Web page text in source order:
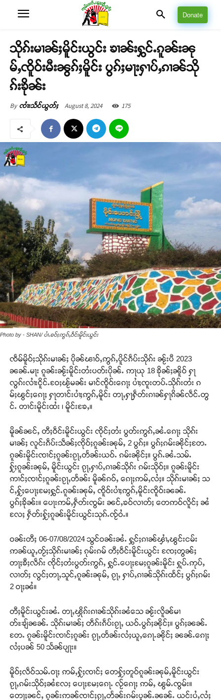
Donate
သိုၵ်းမၢၼ်ႈမိူင်းယွင်း ၶၢၼ်းႁွင်ႉၵူၼ်းၼု
မ်ႇၸိူဝ်းမီးၼွၵ်ႈမိူင်း ပွၵ်ႈမႃးႁၢပ်ႇၵၢၼ်သို
ၵ်းၶိုၼ်း
By ၸၢႆးသႅင်ယွတ်ႈ August 8, 2024 175
Photo by - SHAN/ ပၢႆႉၶဝ်ႈဢွၵ်ႇဝဵင်းမိူင်းယွင်း
ၸဵမ်မိူဝ်ႈသိုၵ်းမၢၼ်ႈ ပိုၼ်ၽၢဝ်ႇဢွၵ်ႇပိူင်ၵဵပ်းသိုၵ်း ၼႂ်းပီ 2023
ၼၼ်ႉမႃး ၵူၼ်းၼႂ်းမိူင်းတႆးပတ်းပိုၼ်ႉ ဢႃယု 18 ၶိုၼ်ႈၼိူဝ် ႁႃ
လွၵ်းလၢႆးငိူင်ႉဝႄႈၽႂ်မၼ်း မၢင်ၸိူဝ်းၵေႃႈ ပၢႆႈၸူးတပ်ႉသိုၵ်းတႆး ၵ
မ်ႈၽွင်ႈၵေႃႈ ႁႃတၢင်းပၢႆႈဢွၵ်ႇမိူင်း တႃႇႁႃႁဵတ်းၵၢၼ်ႁႃၵိၼ်လဵင်ႉတွ
င်ႉ တၢင်းမိူင်းထႆး ၊ မိူင်းၶႄႇ။
မိူၼ်ၼင်ႇ တီႈဝဵင်းမိူင်းယွင်း ၸိုင်ႈတႆး ပွတ်းဢွၵ်ႇၼႆႉၵေႃႈ သိုၵ်း
မၢၼ်ႈ လူင်းၵဵပ်းသဵၼ်ႈၸိုဝ်ႈၵူၼ်းၼုမ်ႇ 2 ပွၵ်ႈ။ ပွၵ်ႈၵမ်းၼိုင်ႈတႄႉ
ၵူၼ်းမိူင်းၸၢင်ႈၵူၼ်းၵႂႃႇတႅၼ်းယဝ်ႉ ၵမ်းၼိုင်ႈ။ ပွၵ်ႉၼႆႉသမ်ႉ
ႁႂ်ႈၵူၼ်းၼုမ်ႇ မိူင်းယွင်း ၵႂႃႇႁၢပ်ႇၵၢၼ်သိုၵ်း ၵမ်းသိုဝ်ႈ။ ၵူၼ်းမိူင်း
ဢၢင်ႈၸၢင်ႈၵူၼ်းၵႂႃႇတႅၼ်း မိူၼ်ၵဝ်ႇ ၵေႃႈဢမ်ႇလႆႈ။ သိုၵ်းမၢၼ်ႈ သ
င်ႇႁႂ်ႈပေႃႈမႄႈႁွင်ႉၵူၼ်းၼုမ်ႇ ၸိူဝ်းပၢႆႈဢွၵ်ႇမိူင်းၸိူဝ်းၼၼ်ႉ
ပွၵ်ႈၶိုၼ်း။ ပေႃးဢမ်ႇႁဵတ်းၸွမ်း ၼင်ႇၶဝ်လၢတ်ႈ တေဢဝ်လိူင်ႈ ၼႆ
လႄႈ ႁဵတ်းႁႂ်ႈၵူၼ်းမိူင်းယွင်းသုၵ်ႉၸႂ်ဝႆႉ။
ဝၼ်းတီႈ 06-07/08/2024 သွင်ဝၼ်းၼႆႉ ႁွင်ႈၵၢၼ်ၾၢႆႇၽွင်းငမ်း
ဢၼ်ယူႇတႂ်ႈသိုၵ်းမၢၼ်ႈ ၵုမ်းၵမ် တီႈဝဵင်းမိူင်းယွင်း ၸႄႈတွၼ်ႈ
တႃႈၶီႈလဵၵ်း ၸိုင်ႈတႆးပွတ်းဢွၵ်ႇ ႁွင်ႉပေႃႈမႄႈၵူၼ်းမိူင်း ႁူပ်ႉဢုပ်ႇ
လၢတ်ႈ လွင်ႈတႃႇသူင်ႇၵူၼ်းၼုမ်ႇ ၵႂႃႇ ႁၢပ်ႇၵၢၼ်သိုၵ်းထႅင်ႈ ပွၵ်ႈၵမ်း
2 ဝႃႈၼႆ။
တီႈမိူင်းယွင်းၼႆႉ တႃႇၾိုၵ်းၵၢၼ်သိုၵ်းၼႆသေ ၼႂ်းလိူၼ်မၢ
တ်ႊၶျ်ၼၼ်ႉ သိုၵ်းမၢၼ်ႈ တဵၵ်းၵဵပ်းၵႂႃႇ ယဝ်ႉပွၵ်ႈၼိုင်ႈ။ ပွၵ်ႈၼၼ်ႉ
တႄႉ ၵူၼ်းမိူင်းၸၢင်ႈၵူၼ်း ၵႂႃႇတႅၼ်းလႆႈယူႇၵေႃႉၼိုင်ႈ ၼၼ်ႉၵေႃႈ
လႆႈပၼ် 50 သႅၼ်ပျႃး။
မိူဝ်ႈလဵဝ်သမ်ႉဝႃႈ ဢမ်ႇႁႂ်ႈၸၢင်ႈ တေႁႂ်ႈတူဝ်ၵူၼ်းၼုမ်ႇမိူင်းယွင်း
ၵႂႃႇၵမ်းသိုဝ်ႈၼႆလႄႈ ပေႃႈမႄႈၵေႃႉ လႂ်ၵေႃႈ ဢမ်ႇ ၽွမ်ႉၸွမ်း။
တေႃႈၼင်ႇ ၵူၼ်းဢၼ်ၸၢင်ႈၵႂႃႇတႅၼ်းၵမ်းပူၼ်ႉၼၼ်ႉ ယင်းပႆႇလႆႈ